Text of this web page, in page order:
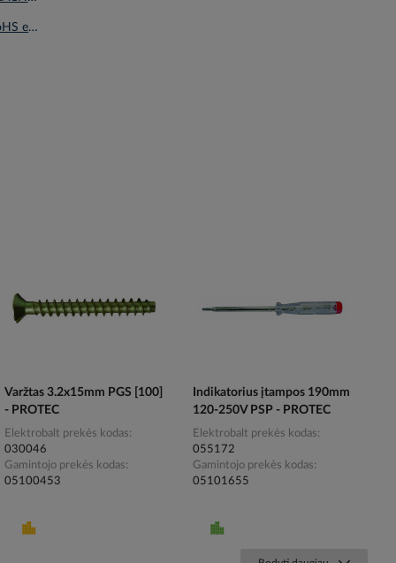
Deklaracija RoHS en.pdf
Varžtas 3.2x15mm PGS [100]
- PROTEC
Elektrobalt prekės kodas
030046
Gamintojo prekės kodas
05100453
Indikatorius įtampos 190mm
120-250V PSP - PROTEC
Elektrobalt prekės kodas
055172
Gamintojo prekės kodas
05101655